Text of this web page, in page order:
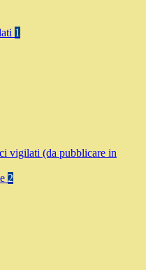
1
vigilati (da pubblicare in
2